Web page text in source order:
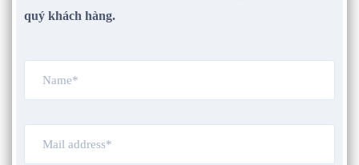
quý khách hàng.